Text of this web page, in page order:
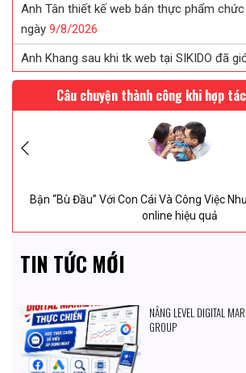
ngày9/8/2026
Anh Khang sau khi tk web tại SIKIDO đã
dụng9/8/2026
Chị Tuyết đã tin tưởng ký web in ấn sau
vấn...9/8/2026
Chị Uyên thiết kế web saloc tóc tại SIKIDO
Câu chuyện thành công khi hợp
Với Con Cái Và Công Việc Nhưng vẫn bán hàng
TIN TỨC MỚI
NÂNG LEVEL DIGITAL
GROUP